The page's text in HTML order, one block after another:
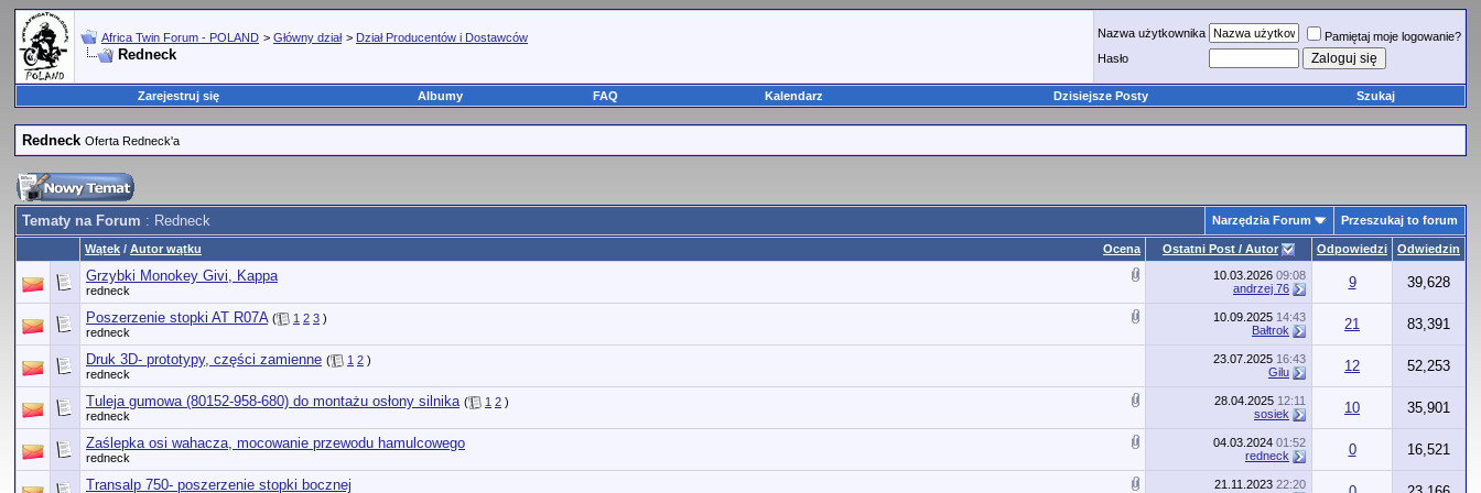
Africa Twin Forum - POLAND > Główny dział > Dział Producentów i Dostawców
Redneck
Nazwa użytkownika
Pamiętaj moje logowanie?
Hasło
Zarejestruj się Albumy FAQ Kalendarz Dzisiejsze Posty Szukaj
Redneck Oferta Redneck'a
Tematy na Forum : Redneck Narzędzia Forum Przeszukaj to forum
Ocena
Wątek / Autor wątku Ostatni Post / Autor Odpowiedzi Odwiedzin
Grzybki Monokey Givi, Kappa
redneck
10.03.2026 09:08
andrzej 76
9 39,628
Poszerzenie stopki AT R07A ( 1 2 3 )
redneck
10.09.2025 14:43
Bałtrok
21 83,391
Druk 3D- prototypy, części zamienne ( 1 2 )
redneck
23.07.2025 16:43
Gilu
12 52,253
Tuleja gumowa (80152-958-680) do montażu osłony silnika ( 1 2 )
redneck
28.04.2025 12:11
sosiek
10 35,901
Zaślepka osi wahacza, mocowanie przewodu hamulcowego
redneck
04.03.2024 01:52
redneck
0 16,521
Transalp 750- poszerzenie stopki bocznej 21.11.2023 22:20